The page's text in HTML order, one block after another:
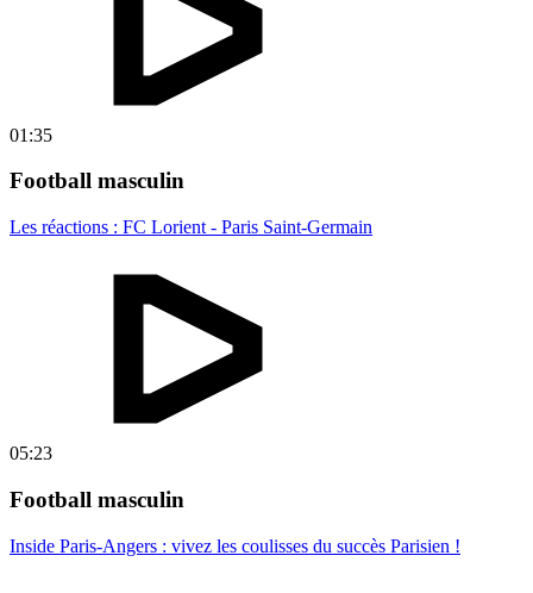
01:35
Football masculin
Les réactions : FC Lorient - Paris Saint-Germain
05:23
Football masculin
Inside Paris-Angers : vivez les coulisses du succès Parisien !